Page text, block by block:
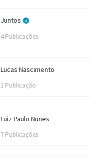
Juntos
4 Publicações
Lucas Nascimento
1 Publicação
Luiz Paulo Nunes
7 Publicações